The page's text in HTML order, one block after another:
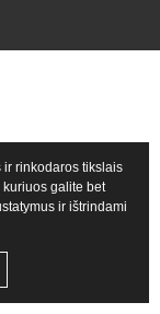
ir rinkodaros tikslais
galite bet
ir ištrindami